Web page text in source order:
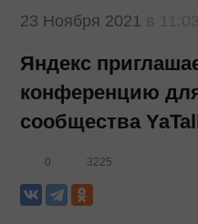
23 Ноября 2021
Яндекс
конференцию
сообщества
0 3225